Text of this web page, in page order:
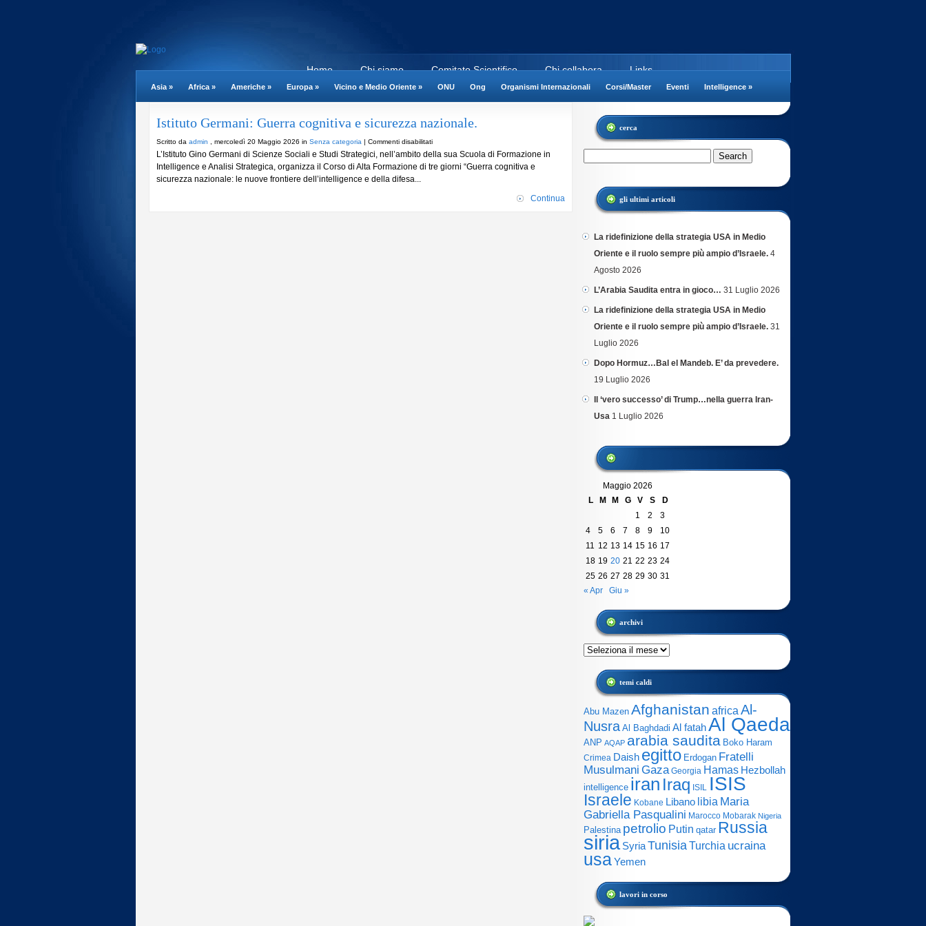
Links
Chi collabora
Comitato Scientifico
Chi siamo
Home
Asia » Africa » Americhe » Europa » Vicino e Medio Oriente » ONU Ong Organismi Internazionali Corsi/Master Eventi Intelligence »
Istituto Germani: Guerra cognitiva e sicurezza nazionale.
Scritto da admin , mercoledì 20 Maggio 2026 in Senza categoria | Commenti disabilitatisu
Istituto
Germani:
L’Istituto Gino Germani di Scienze Sociali e Studi Strategici, nell’ambito della sua Scuola di Formazione in
Intelligence e Analisi Strategica, organizza il Corso di Alta Formazione di tre giorni “Guerra cognitiva e
sicurezza nazionale: le nuove frontiere dell’intelligence e della difesa...
Continua
cerca
gli ultimi articoli
La ridefinizione della strategia USA in Medio
Oriente e il ruolo sempre più ampio d’Israele. 4
Agosto 2026
L’Arabia Saudita entra in gioco… 31 Luglio 2026
La ridefinizione della strategia USA in Medio
Oriente e il ruolo sempre più ampio d’Israele. 31
Luglio 2026
Dopo Hormuz…Bal el Mandeb. E’ da prevedere.
19 Luglio 2026
Il ‘vero successo’ di Trump…nella guerra Iran-
Usa 1 Luglio 2026
Maggio 2026
L
M M G V S
D
1
2
3
4
5 6 7 8 9
10
11 12 13 14 15 16 17
18 19 20 21 22 23 24
25 26 27 28 29 30 31
« Apr
Giu »
archivi
Archivi
temi caldi
Abu Mazen Afghanistan africa Al-
Nusra Al Baghdadi Al fatahAl Qaeda
ANP AQAP arabia saudita Boko Haram
Crimea Daish egitto Erdogan Fratelli
Musulmani Gaza Georgia Hamas Hezbollah
intelligence iran Iraq ISIL ISIS
Israele Kobane Libano libia Maria
Gabriella Pasqualini Marocco Mobarak Nigeria
Palestina petrolio Putin qatar Russia
siria SyriaTunisiaTurchia ucraina
usaYemen
lavori in corso